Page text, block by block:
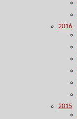
2016
2015